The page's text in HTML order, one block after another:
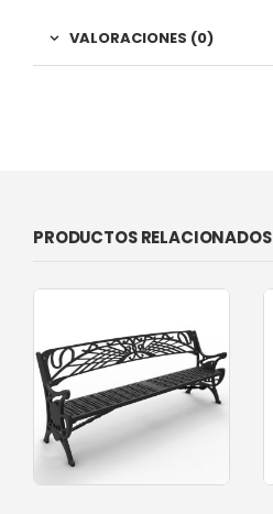
VALORACIONES (0)
PRODUCTOS RELACIONADOS